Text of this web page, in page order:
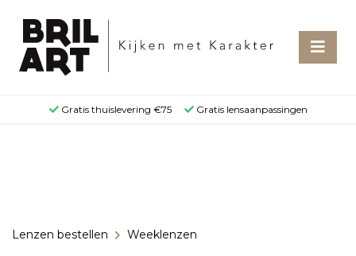
Gratis thuislevering €75 Gratis lensaanpassingen
Lenzen bestellen Weeklenzen